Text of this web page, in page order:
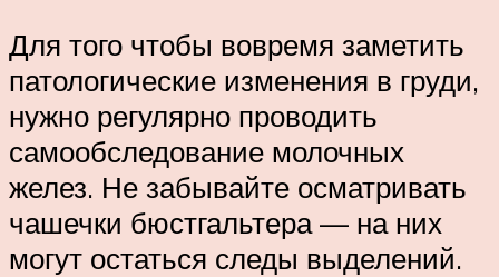
Для того чтобы вовремя заметить
патологические изменения в груди,
нужно регулярно проводить
самообследование молочных
желез. Не забывайте осматривать
чашечки бюстгальтера — на них
могут остаться следы выделений.